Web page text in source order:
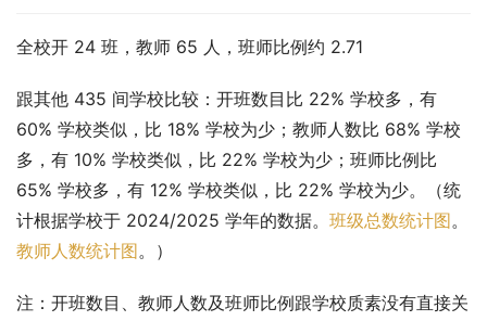
全校开 24 班，教师 65 人，班师比例约 2.71
跟其他 435 间学校比较：开班数目比 22% 学校多，有
60% 学校类似，比 18% 学校为少；教师人数比 68% 学校
多，有 10% 学校类似，比 22% 学校为少；班师比例比
65% 学校多，有 12% 学校类似，比 22% 学校为少。（统
计根据学校于 2024/2025 学年的数据。 班级总数统计图。
教师人数统计图。）
注：开班数目、教师人数及班师比例跟学校质素没有直接关